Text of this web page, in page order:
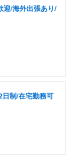
迎/海外出張あり/
制/在宅勤務可